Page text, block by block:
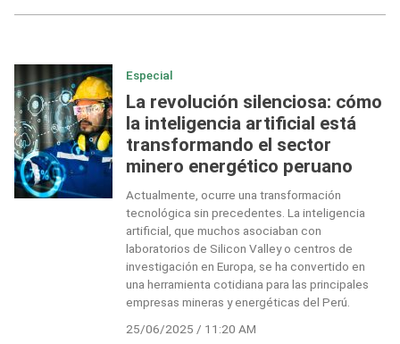
Especial
La revolución silenciosa: cómo
la inteligencia artificial está
transformando el sector
minero energético peruano
Actualmente, ocurre una transformación
tecnológica sin precedentes. La inteligencia
artificial, que muchos asociaban con
laboratorios de Silicon Valley o centros de
investigación en Europa, se ha convertido en
una herramienta cotidiana para las principales
empresas mineras y energéticas del Perú.
25/06/2025 / 11:20 AM